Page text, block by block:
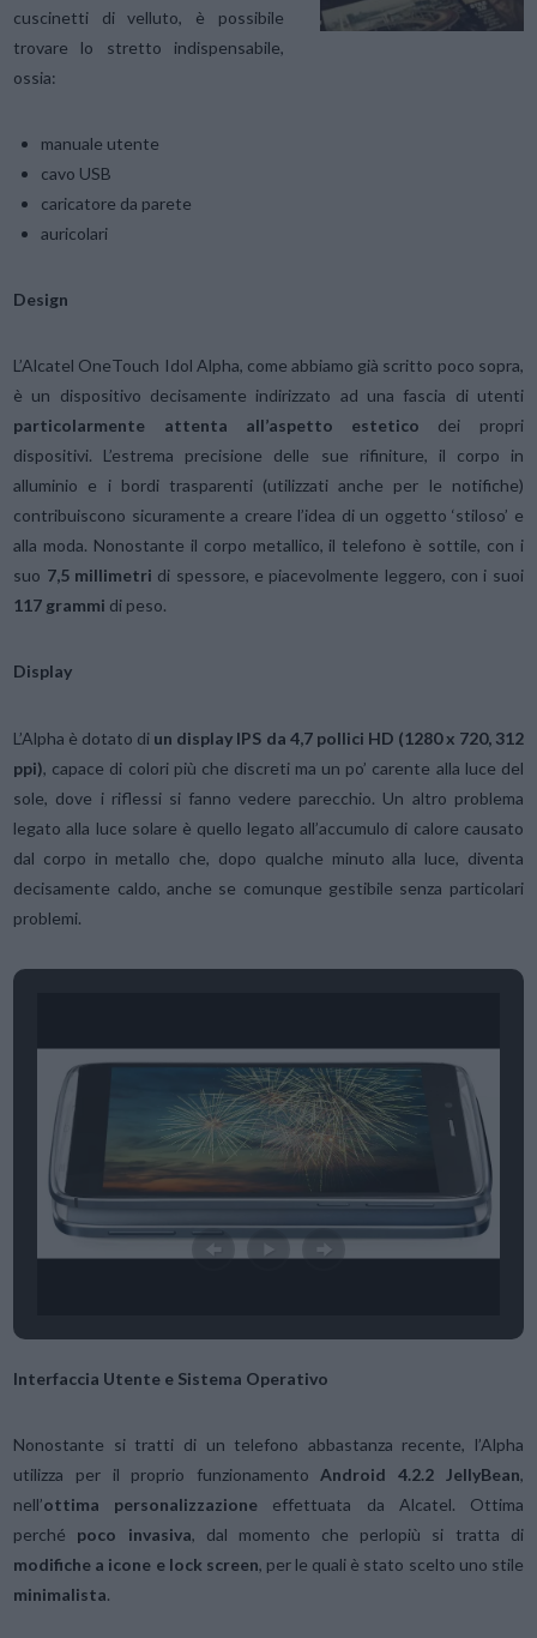
cuscinetti di velluto, è possibile
trovare lo stretto indispensabile,
ossia:
manuale utente
cavo USB
caricatore da parete
auricolari
Design
L’Alcatel OneTouch Idol Alpha, come abbiamo già scritto poco sopra,
è un dispositivo decisamente indirizzato ad una fascia di utenti
particolarmente attenta all’aspetto estetico dei propri
dispositivi. L’estrema precisione delle sue rifiniture, il corpo in
alluminio e i bordi trasparenti (utilizzati anche per le notifiche)
contribuiscono sicuramente a creare l’idea di un oggetto ‘stiloso’ e
alla moda. Nonostante il corpo metallico, il telefono è sottile, con i
suo 7,5 millimetri di spessore, e piacevolmente leggero, con i suoi
117 grammi di peso.
Display
L’Alpha è dotato di un display IPS da 4,7 pollici HD (1280 x 720, 312
ppi), capace di colori più che discreti ma un po’ carente alla luce del
sole, dove i riflessi si fanno vedere parecchio. Un altro problema
legato alla luce solare è quello legato all’accumulo di calore causato
dal corpo in metallo che, dopo qualche minuto alla luce, diventa
decisamente caldo, anche se comunque gestibile senza particolari
problemi.
Interfaccia Utente e Sistema Operativo
Nonostante si tratti di un telefono abbastanza recente, l’Alpha
utilizza per il proprio funzionamento Android 4.2.2 JellyBean,
nell’ottima personalizzazione effettuata da Alcatel. Ottima
perché poco invasiva, dal momento che perlopiù si tratta di
modifiche a icone e lock screen, per le quali è stato scelto uno stile
minimalista.